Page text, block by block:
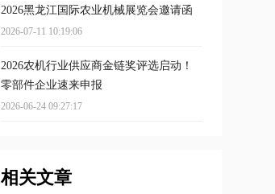
2026黑龙江国际农业机械展览会邀请函
2026-07-11 10:19:06
2026农机行业供应商金链奖评选启动！
零部件企业速来申报
2026-06-24 09:27:17
相关文章